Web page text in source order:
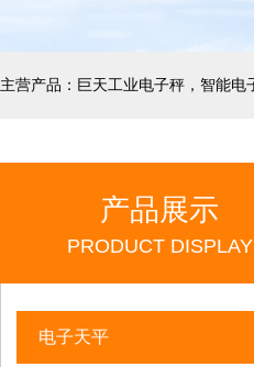
产品展示
PRODUCT DISPLAY
电子天平